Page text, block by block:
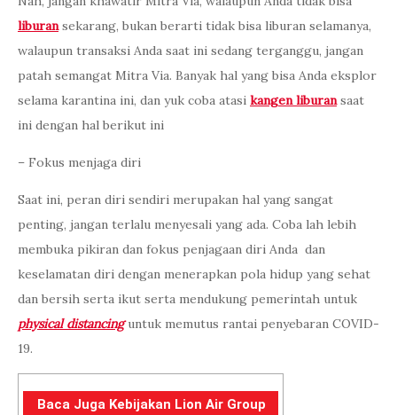
liburansekarang, bukan berarti tidak bisa liburan selamanya,
walaupun transaksi Anda saat ini sedang terganggu, jangan
patah semangat Mitra Via. Banyak hal yang bisa Anda eksplor
selama karantina ini, dan yuk coba atasi kangen liburansaat
ini dengan hal berikut ini
– Fokus menjaga diri
Saat ini, peran diri sendiri merupakan hal yang sangat
penting, jangan terlalu menyesali yang ada. Coba lah lebih
membuka pikiran dan fokus penjagaan diri Anda dan
keselamatan diri dengan menerapkan pola hidup yang sehat
dan bersih serta ikut serta mendukung pemerintah untuk
physical distancinguntuk memutus rantai penyebaran COVID-
19.
Baca Juga Kebijakan Lion Air Group